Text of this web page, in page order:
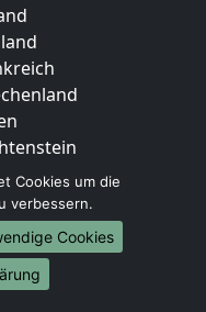
Cookies um die
verbessern.
Cookies